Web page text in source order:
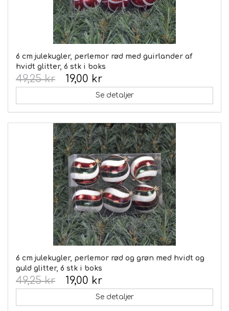
6 cm julekugler, perlemor rød med guirlander af
hvidt glitter, 6 stk i boks
19,00 kr
49,25 kr
Se detaljer
6 cm julekugler, perlemor rød og grøn med hvidt og
guld glitter, 6 stk i boks
19,00 kr
49,25 kr
Se detaljer